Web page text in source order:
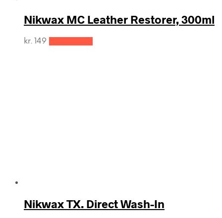
Nikwax MC Leather Restorer, 300ml
kr. 149
Nikwax TX. Direct Wash-In